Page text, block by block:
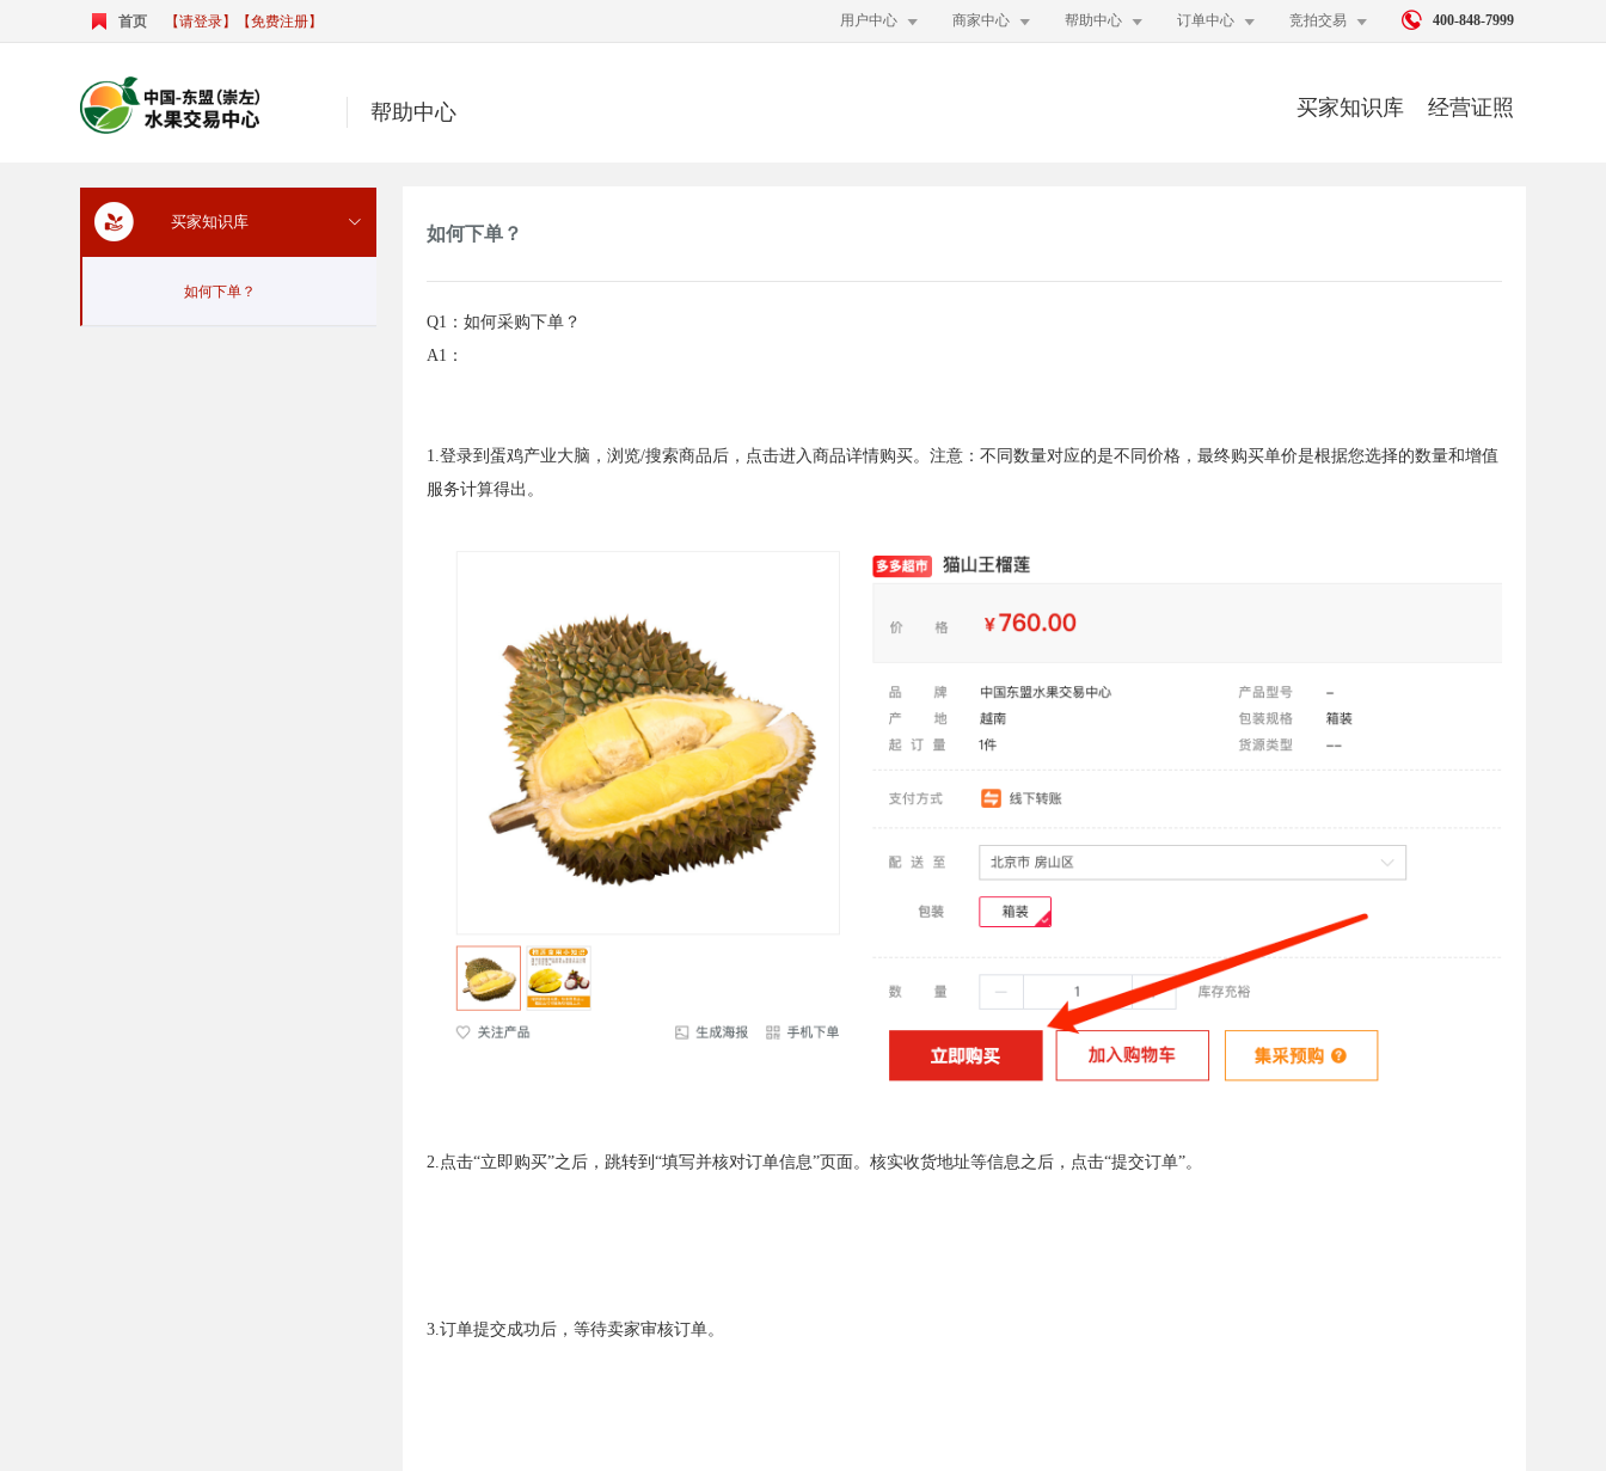
首页 【请登录】 【免费注册】 用户中心  商家中心  帮助中心  订单中心  竞拍交易   400-848-7999
帮助中心 买家知识库 经营证照
买家知识库
如何下单？
如何下单？
Q1：如何采购下单？
A1：
1.登录到蛋鸡产业大脑，浏览/搜索商品后，点击进入商品详情购买。注意：不同数量对应的是不同价格，最终购买单价是根据您选择的数量和增值
服务计算得出。
2.点击“立即购买”之后，跳转到“填写并核对订单信息”页面。核实收货地址等信息之后，点击“提交订单”。
3.订单提交成功后，等待卖家审核订单。